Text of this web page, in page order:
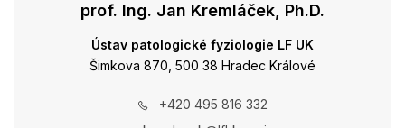
prof. Ing. Jan Kremláček, Ph.D.
Ústav patologické fyziologie LF UK
Šimkova 870, 500 38 Hradec Králové
+420 495 816 332